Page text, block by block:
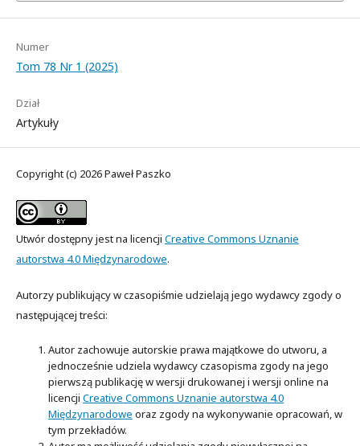
Numer
Tom 78 Nr 1 (2025)
Dział
Artykuły
Copyright (c) 2026 Paweł Paszko
Utwór dostępny jest na licencji Creative Commons Uznanie
autorstwa 4.0 Międzynarodowe.
Autorzy publikujący w czasopiśmie udzielają jego wydawcy zgody o
następującej treści:
Autor zachowuje autorskie prawa majątkowe do utworu, a
jednocześnie udziela wydawcy czasopisma zgody na jego
pierwszą publikację w wersji drukowanej i wersji online na
licencji Creative Commons Uznanie autorstwa 4.0
Międzynarodowe oraz zgody na wykonywanie opracowań, w
tym przekładów.